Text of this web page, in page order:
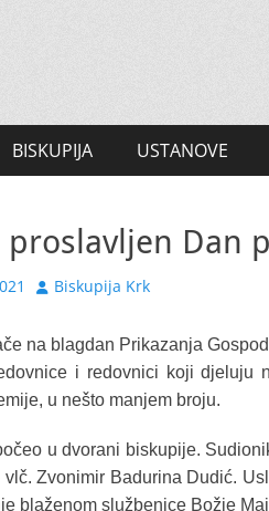
BISKUPIJA USTANOVE
proslavljen Dan
Author
Biskupija Krk
na blagdan Prikazanja
i redovnici koji djeluju
u nešto manjem broju.
u dvorani biskupije.
vlč. Zvonimir Badurina Dudić.
blaženom službenice Božje